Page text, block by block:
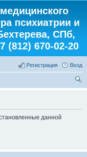
психиатрии и
СПб,
(812) 670-02-20
Вход
Регистрация
данной